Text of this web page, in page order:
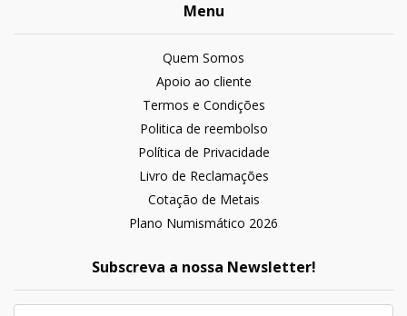
Menu
Quem Somos
Apoio ao cliente
Termos e Condições
Politica de reembolso
Política de Privacidade
Livro de Reclamações
Cotação de Metais
Plano Numismático 2026
Subscreva a nossa Newsletter!